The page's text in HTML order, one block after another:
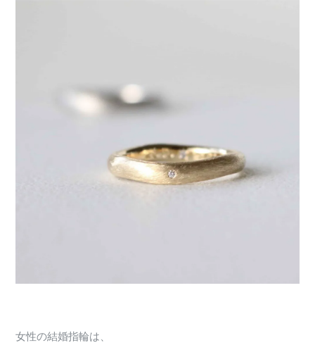
女性の結婚指輪は、